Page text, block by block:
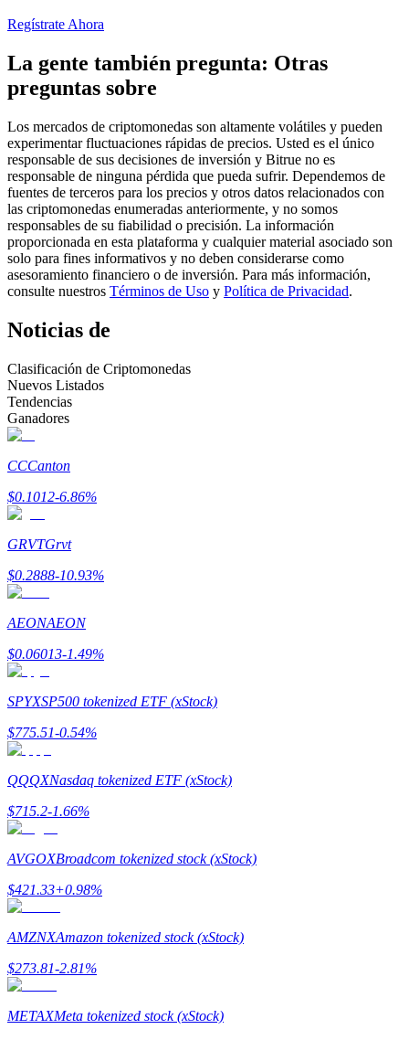
Copiar Trading
Únete a los mejores traders
Conviértete en un Trader de Copia
Disfruta del reparto de beneficios y comisiones de copy trading
Información
Análisis de big data que incluye información comercial, etc.
Aprenda cómo mantenerse rentable
Regístrate Ahora
La gente también pregunta: Otras
preguntas sobre
Los mercados de criptomonedas son altamente volátiles y pueden
experimentar fluctuaciones rápidas de precios. Usted es el único
responsable de sus decisiones de inversión y Bitrue no es
responsable de ninguna pérdida que pueda sufrir. Dependemos de
fuentes de terceros para los precios y otros datos relacionados con
las criptomonedas enumeradas anteriormente, y no somos
responsables de su fiabilidad o precisión. La información
proporcionada en esta plataforma y cualquier material asociado son
solo para fines informativos y no deben considerarse como
asesoramiento financiero o de inversión. Para más información,
consulte nuestros Términos de Uso y Política de Privacidad.
Noticias de
Clasificación de Criptomonedas
Nuevos Listados
Tendencias
Ganadores
CCCanton
$0.1012-6.86%
GRVTGrvt
$0.2888-10.93%
AEONAEON
$0.06013-1.49%
SPYXSP500 tokenized ETF (xStock)
$775.51-0.54%
QQQXNasdaq tokenized ETF (xStock)
$715.2-1.66%
AVGOXBroadcom tokenized stock (xStock)
$421.33+0.98%
AMZNXAmazon tokenized stock (xStock)
$273.81-2.81%
METAXMeta tokenized stock (xStock)